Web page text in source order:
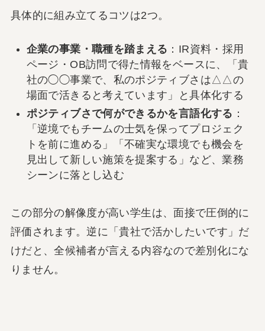
具体的に組み立てるコツは2つ。
企業の事業・職種を踏まえる ：IR資料・採用
ページ・OB訪問で得た情報をベースに、「貴
社の◯◯事業で、私のポジティブさは△△の
場面で活きると考えています」と具体化する
ポジティブさで何ができるかを言語化する ：
「逆境でもチームの士気を保ってプロジェク
トを前に進める」「不確実な環境でも機会を
見出して新しい施策を提案する」など、業務
シーンに落とし込む
この部分の解像度が高い学生は、面接で圧倒的に
評価されます。逆に「貴社で活かしたいです」だ
けだと、全候補者が言える内容なので差別化にな
りません。